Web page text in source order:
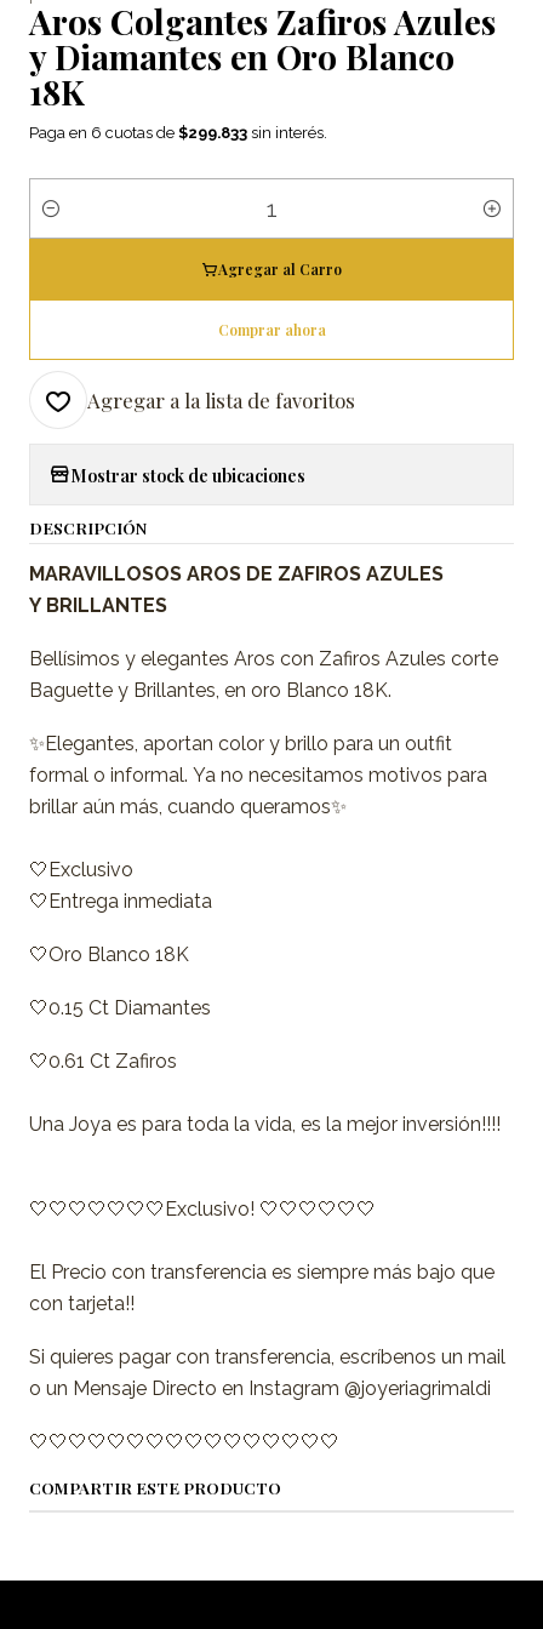
Aros Colgantes Zafiros Azules
y Diamantes en Oro Blanco
18K
Paga en 6 cuotas de $299.833 sin interés.
Cantidad
Agregar al Carro
Comprar ahora
Agregar a la lista de favoritos
Mostrar stock de ubicaciones
DESCRIPCIÓN
MARAVILLOSOS AROS DE ZAFIROS AZULES
Y BRILLANTES
Bellísimos y elegantes Aros con Zafiros Azules corte
Baguette y Brillantes, en oro Blanco 18K.
✨Elegantes, aportan color y brillo para un outfit
formal o informal. Ya no necesitamos motivos para
brillar aún más, cuando queramos✨
🤍Exclusivo
🤍Entrega inmediata
🤍Oro Blanco 18K
🤍0.15 Ct Diamantes
🤍0.61 Ct Zafiros
Una Joya es para toda la vida, es la mejor inversión!!!!
🤍🤍🤍🤍🤍🤍🤍Exclusivo! 🤍🤍🤍🤍🤍🤍
El Precio con transferencia es siempre más bajo que
con tarjeta!!
Si quieres pagar con transferencia, escríbenos un mail
o un Mensaje Directo en Instagram @joyeriagrimaldi
🤍🤍🤍🤍🤍🤍🤍🤍🤍🤍🤍🤍🤍🤍🤍🤍
COMPARTIR ESTE PRODUCTO